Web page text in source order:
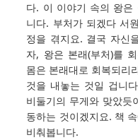
다. 이 이야기 속의 왕은
니다. 부처가 되겠다 서
정을 겪지요. 결국 자신
자, 왕은 본래(부처)를
몸은 본래대로 회복되리
것을 내놓는 것일 겁니
비둘기의 무게와 맞았듯
동하는 것이겠지요. 책
비춰봅니다.